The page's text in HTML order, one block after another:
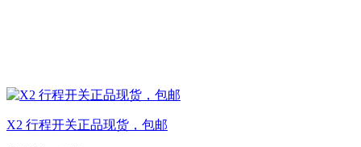
X2 行程开关正品现货，包邮